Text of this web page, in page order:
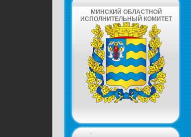
МИНСКИЙ ОБЛАСТНОЙ
ИСПОЛНИТЕЛЬНЫЙ КОМИТЕТ
-